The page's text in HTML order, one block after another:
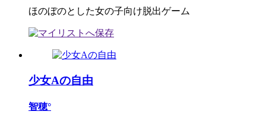
ほのぼのとした女の子向け脱出ゲーム
少女Aの自由
智穂°